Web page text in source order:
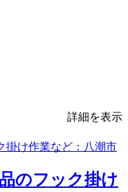
詳細を表示
のフック掛け